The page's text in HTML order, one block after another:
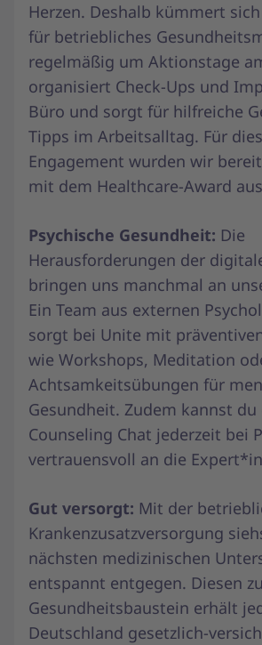
Herzen. Deshalb kümmert
für betriebliches
regelmäßig um Aktionstage
organisiert Check-Ups und
Büro und sorgt für hilfreiche
Tipps im Arbeitsalltag. Für
Engagement wurden wir
mit dem Healthcare-Award
Psychische Gesundheit: Die
Herausforderungen der
bringen uns manchmal an
Ein Team aus externen
sorgt bei Unite mit
wie Workshops, Meditation
Achtsamkeitsübungen für
Gesundheit. Zudem kannst
Counseling Chat jederzeit bei
vertrauensvoll an die
Gut versorgt: Mit der
Krankenzusatzversorgung
nächsten medizinischen
entspannt entgegen. Diesen
Gesundheitsbaustein erhält
Deutschland gesetzlich-